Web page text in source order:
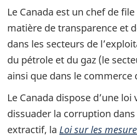
Le Canada est un chef de
matière de transparence et
dans les secteurs de
du pétrole et du gaz (le
ainsi que dans le commerce
Le Canada dispose d’une loi
dissuader la corruption
extractif, la Loi sur les